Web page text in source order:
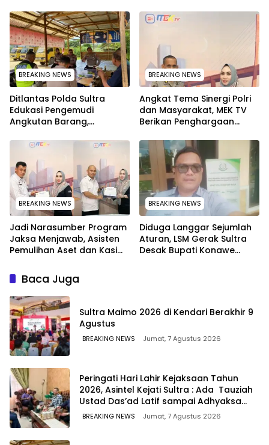
sampai Adhyaksa Run
BREAKING NEWS
Ditlantas Polda Sultra
Edukasi Pengemudi
Angkutan Barang,
Kendaraan Demi
BREAKING NEWS
Angkat Tema Sinergi Polri
dan Masyarakat, MEK TV
Berikan Penghargaan
melalui Kabid Humas
BREAKING NEWS
Jadi Narasumber Program
Jaksa Menjawab, Asisten
Pemulihan Aset dan Kasi
Terima Penghargaan dari
Komisaris MEK TV
BREAKING NEWS
Diduga Langgar Sejumlah
Aturan, LSM Gerak Sultra
Desak Bupati Konawe
Baca Juga
Sultra Maimo 2026 di Kendari Berakhir 9
Agustus
BREAKING NEWS Jumat, 7 Agustus 2026
Peringati Hari Lahir Kejaksaan Tahun
2026, Asintel Kejati Sultra : Ada Tauziah
Ustad Das’ad Latif sampai Adhyaksa
Run
BREAKING NEWS Jumat, 7 Agustus 2026